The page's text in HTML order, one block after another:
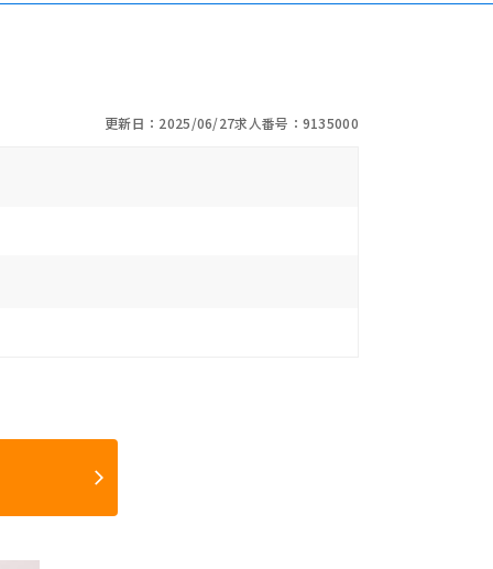
更新日：2025/06/27求人番号：9135000